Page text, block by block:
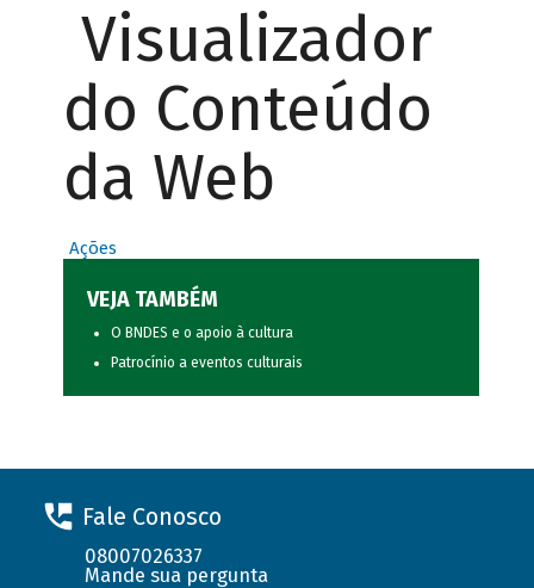
Visualizador
do Conteúdo
da Web
Ações
VEJA TAMBÉM
O BNDES e o apoio à cultura
Patrocínio a eventos culturais
Fale Conosco
08007026337
Mande sua pergunta